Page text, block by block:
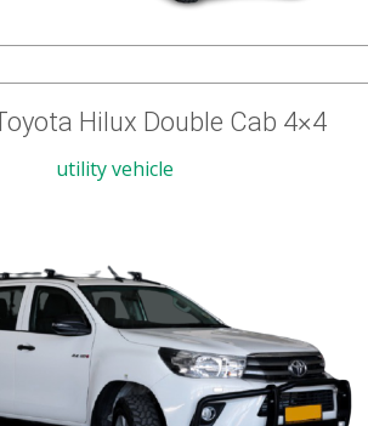
Hilux Double Cab 4×4
utility vehicle